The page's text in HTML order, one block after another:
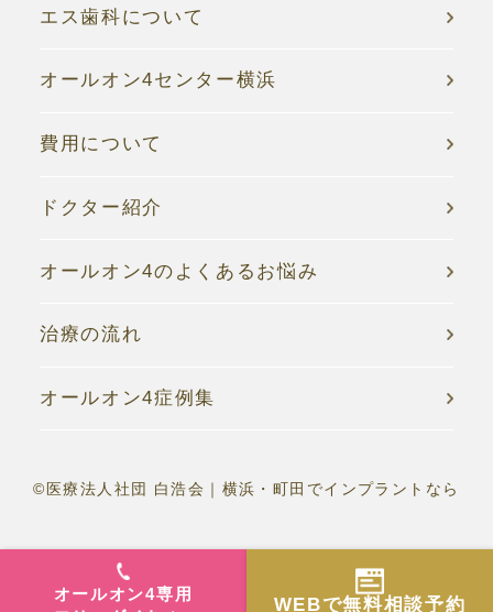
オールオン4専用
WEBで無料相談予約
エス歯科について
ドクター紹介
オールオン4センター横浜
オールオン4のよくあるお悩み
オールオン4症例集
費用について
治療の流れ
©医療法人社団 白浩会｜横浜・町田でインプラントなら